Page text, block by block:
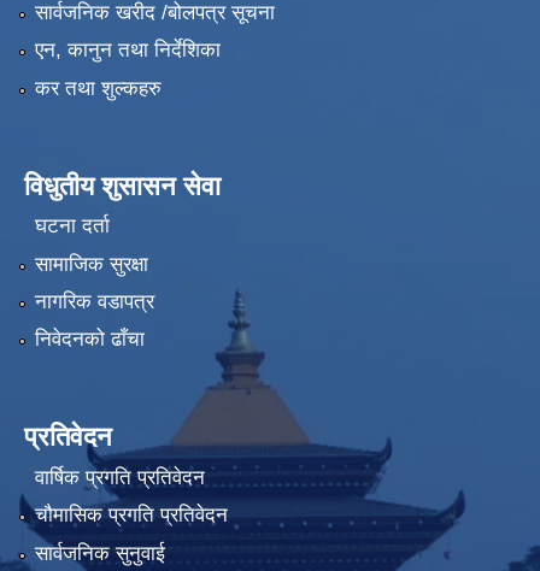
सार्वजनिक खरीद /बोलपत्र सूचना
एन, कानुन तथा निर्देशिका
कर तथा शुल्कहरु
विधुतीय शुसासन सेवा
घटना दर्ता
सामाजिक सुरक्षा
नागरिक वडापत्र
निवेदनको ढाँचा
प्रतिवेदन
वार्षिक प्रगति प्रतिवेदन
चौमासिक प्रगति प्रतिवेदन
सार्वजनिक सुनुवाई